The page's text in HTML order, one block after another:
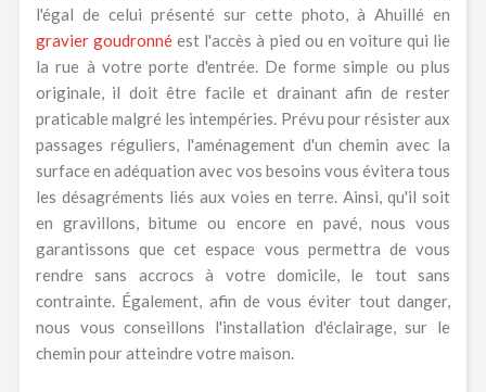
l'égal de celui présenté sur cette photo, à Ahuillé en
gravier goudronné est l'accès à pied ou en voiture qui lie
la rue à votre porte d'entrée. De forme simple ou plus
originale, il doit être facile et drainant afin de rester
praticable malgré les intempéries. Prévu pour résister aux
passages réguliers, l'aménagement d'un chemin avec la
surface en adéquation avec vos besoins vous évitera tous
les désagréments liés aux voies en terre. Ainsi, qu'il soit
en gravillons, bitume ou encore en pavé, nous vous
garantissons que cet espace vous permettra de vous
rendre sans accrocs à votre domicile, le tout sans
contrainte. Également, afin de vous éviter tout danger,
nous vous conseillons l'installation d'éclairage, sur le
chemin pour atteindre votre maison.